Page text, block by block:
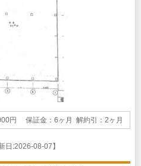
円 保証金：6ヶ月 解約引：2ヶ月
日:2026-08-07】